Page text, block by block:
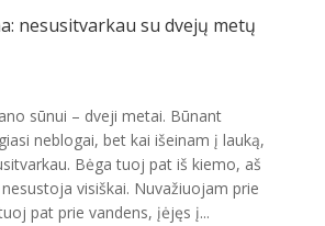
nesusitvarkau su dvejų metų
sūnui – dveji metai. Būnant
neblogai, bet kai išeinam į lauką,
Bėga tuoj pat iš kiemo, aš
visiškai. Nuvažiuojam prie
pat prie vandens, įėjęs į...